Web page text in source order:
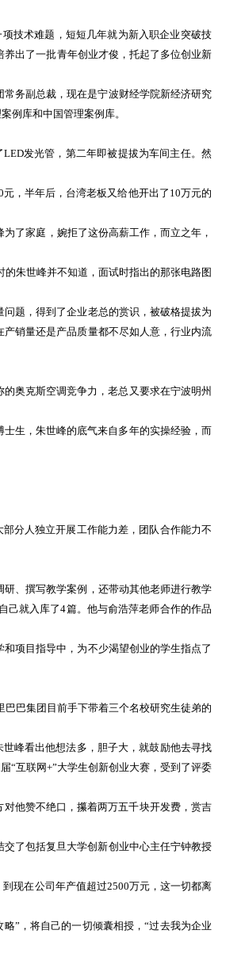
技术难题，短短几年就为新入职企业突破技
出了一批青年创业才俊，托起了多位创业新
务副总裁，现在是宁波财经学院新经济研究
例库和中国管理案例库。
发光管，第二年即被提拔为车间主任。然
，半年后，台湾老板又给他开出了10万元的
了家庭，婉拒了这份高薪工作，而立之年，
朱世峰并不知道，面试时指出的那张电路图
题，得到了企业老总的赏识，被破格提拔为
销量还是产品质量都不尽如人意，行业内流
奥克斯空调竞争力，老总又要求在宁波明州
生，朱世峰的底气来自多年的实操经验，而
分人独立开展工作能力差，团队合作能力不
、撰写教学案例，还带动其他老师进行教学
己就入库了4篇。他与俞浩萍老师合作的作品
项目指导中，为不少渴望创业的学生指点了
巴集团目前手下带着三个名校研究生徒弟的
峰看出他想法多，胆子大，就鼓励他去寻找
“互联网+”大学生创新创业大赛，受到了评委
他赞不绝口，攥着两万五千块开发费，赏吉
了包括复旦大学创新创业中心主任宁钟教授
现在公司年产值超过2500万元，这一切都离
”，将自己的一切倾囊相授，“过去我为企业